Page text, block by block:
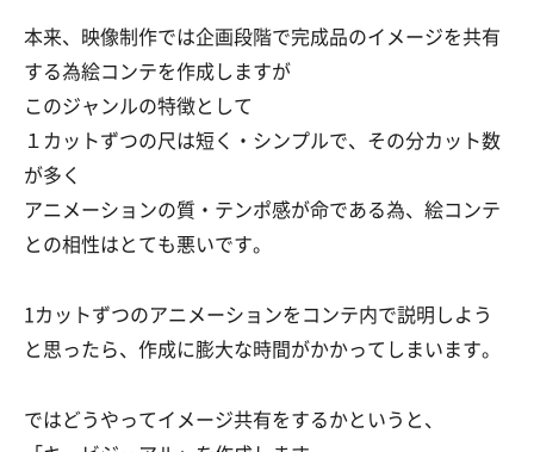
本来、映像制作では企画段階で完成品のイメージを共有
する為絵コンテを作成しますが
このジャンルの特徴として
１カットずつの尺は短く・シンプルで、その分カット数
が多く
アニメーションの質・テンポ感が命である為、 絵コンテ
との相性はとても悪いです。
1カットずつのアニメーションをコンテ内で説明しよう
と思ったら、作成に膨大な時間がかかってしまいます。
ではどうやってイメージ共有をするかというと、